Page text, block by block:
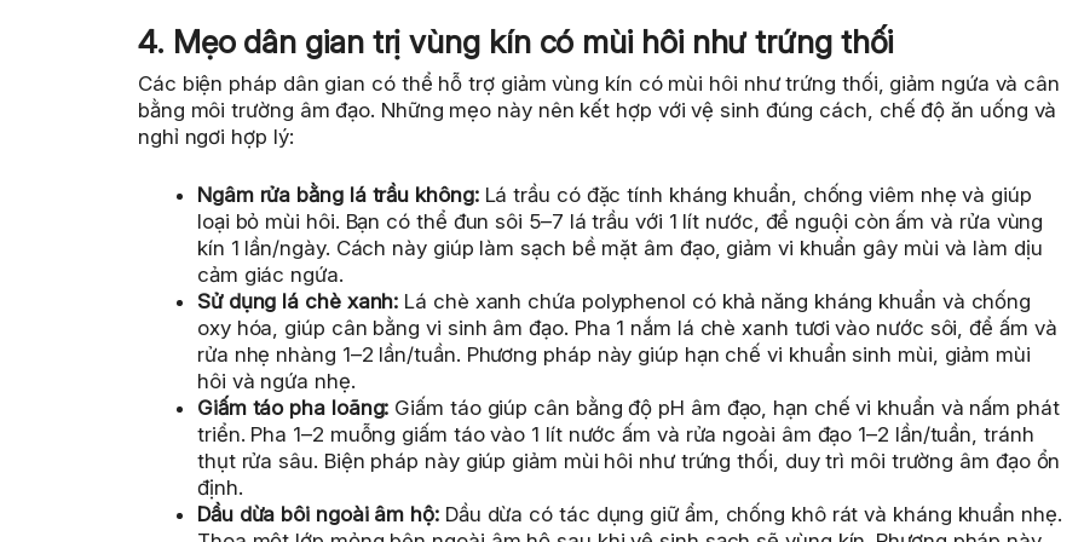
4. Mẹo dân gian trị vùng kín có mùi hôi như trứng thối
Các biện pháp dân gian có thể hỗ trợ giảm vùng kín có mùi hôi như trứng thối, giảm ngứa và cân
bằng môi trường âm đạo. Những mẹo này nên kết hợp với vệ sinh đúng cách, chế độ ăn uống và
nghỉ ngơi hợp lý:
Ngâm rửa bằng lá trầu không:Lá trầu có đặc tính kháng khuẩn, chống viêm nhẹ và giúp
loại bỏ mùi hôi. Bạn có thể đun sôi 5–7 lá trầu với 1 lít nước, để nguội còn ấm và rửa vùng
kín 1 lần/ngày. Cách này giúp làm sạch bề mặt âm đạo, giảm vi khuẩn gây mùi và làm dịu
cảm giác ngứa.
Sử dụng lá chè xanh: Lá chè xanh chứa polyphenol có khả năng kháng khuẩn và chống
oxy hóa, giúp cân bằng vi sinh âm đạo. Pha 1 nắm lá chè xanh tươi vào nước sôi, để ấm và
rửa nhẹ nhàng 1–2 lần/tuần. Phương pháp này giúp hạn chế vi khuẩn sinh mùi, giảm mùi
hôi và ngứa nhẹ.
Giấm táo pha loãng: Giấm táo giúp cân bằng độ pH âm đạo, hạn chế vi khuẩn và nấm phát
triển. Pha 1–2 muỗng giấm táo vào 1 lít nước ấm và rửa ngoài âm đạo 1–2 lần/tuần, tránh
thụt rửa sâu. Biện pháp này giúp giảm mùi hôi như trứng thối, duy trì môi trường âm đạo ổn
định.
Dầu dừa bôi ngoài âm hộ:Dầu dừa có tác dụng giữ ẩm, chống khô rát và kháng khuẩn nhẹ.